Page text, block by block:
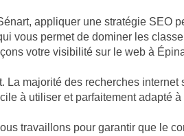
appliquer une stratégie SEO
vous permet de dominer les
votre visibilité sur le web à
majorité des recherches
à utiliser et parfaitement adapté
travaillons pour garantir que le